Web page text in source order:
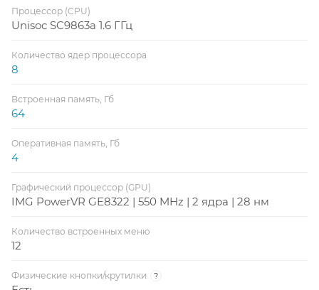
Процессор (CPU)
Unisoc SC9863a 1.6 ГГц
Количество ядер процессора
8
Встроенная память, Гб
64
Оперативная память, Гб
4
Графический процессор (GPU)
IMG PowerVR GE8322 | 550 MHz | 2 ядра | 28 нм
Количество встроенных меню
12
Физические кнопки/крутилки ?